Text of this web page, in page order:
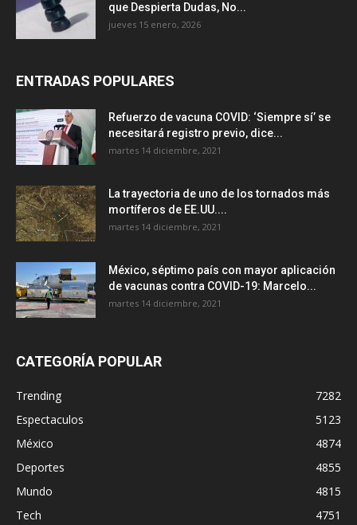
que Despierta Dudas, No...
jueves 15 enero, 2026
ENTRADAS POPULARES
Refuerzo de vacuna COVID: ‘Siempre sí’ se
necesitará registro previo, dice...
martes 14 diciembre, 2021
La trayectoria de uno de los tornados más
mortíferos de EE.UU....
martes 14 diciembre, 2021
México, séptimo país con mayor aplicación
de vacunas contra COVID-19: Marcelo...
martes 14 diciembre, 2021
CATEGORÍA POPULAR
Trending
7282
Espectaculos
5123
México
4874
Deportes
4855
Mundo
4815
Tech
4751